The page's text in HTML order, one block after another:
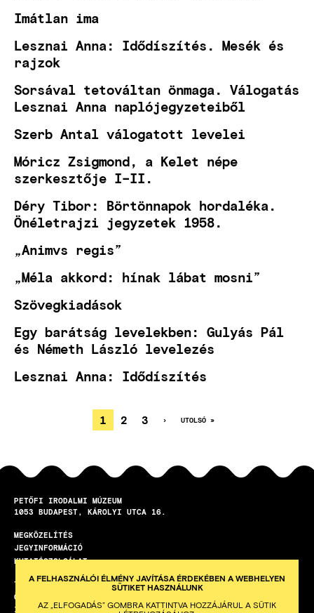
Imátlan ima
Lesznai Anna: Idődíszítés. Mesék és
rajzok
Sorsával tetováltan önmaga. Válogatás
Lesznai Anna naplójegyzeteiből
Szerb Antal válogatott levelei
Móricz Zsigmond, a Kelet népe
szerkesztője I–II.
Déry Tibor: Börtönnapok hordaléka.
Önéletrajzi jegyzetek 1958.
„Animvs regis”
„Méla akkord: hínak lábat mosni”
Szövegkiadások
Egy barátság levelekben: Gulyás Pál
és Németh László levelezés
Lesznai Anna: Idődíszítés
OLDALSZÁMOZÁS
JELENLEGI
OLDAL
1 OLDAL
2 OLDAL
3
KÖVETKEZŐ
›
UTOLSÓ
UTOLSÓ »
PETŐFI IRODALMI MÚZEUM
1053
BUDAPEST KÁROLYI UTCA 16.
LÁBLÉC
MEGKÖZELÍTÉS
JEGYINFORMÁCIÓ
KUTATÓSZOLGÁLAT
TEREMBÉRLET
ÖNKÉNTES PROGRAM
ISKOLAI KÖZÖSSÉGI SZOLGÁLAT
A FELHASZNÁLÓI ÉLMÉNY JAVÍTÁSA ÉRDEKÉBEN A WEBHELYEN
SÜTIKET HASZNÁLUNK
AZ „ELFOGADÁS” GOMBRA KATTINTVA HOZZÁJÁRUL A SÜTIK